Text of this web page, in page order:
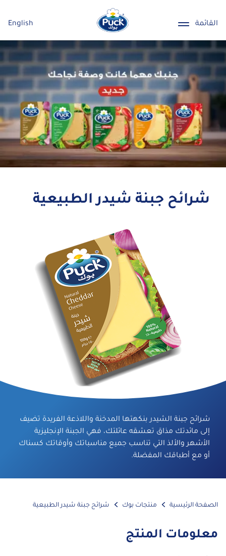
القائمة English
شرائح جبنة شيدر الطبيعية
شرائح جبنة الشيدر بنكهتها المدخنة واللاذعة الفريدة تضيف
إلى مائدتك مذاق تعشقه عائلتك، فهي الجبنة الإنجليزية
الأشهر والألذ التي تناسب جميع مناسباتك وأوقاتك كسناك
أو مع أطباقك المفضلة.
الصفحة الرئيسية منتجات بوك شرائح جبنة شيدر الطبيعية
معلومات المنتج